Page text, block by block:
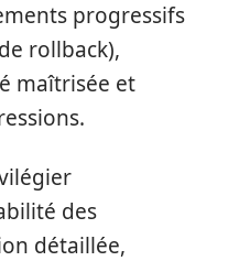
progressifs
rollback),
maîtrisée et
des
détaillée,